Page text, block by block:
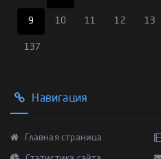
9 10 11 12 13
137
Навигация
Главная страница